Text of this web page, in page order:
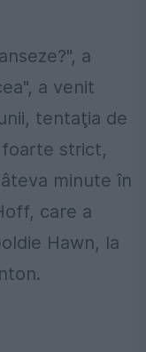
a
a venit
tentaţia de
strict,
minute în
care a
Hawn, la